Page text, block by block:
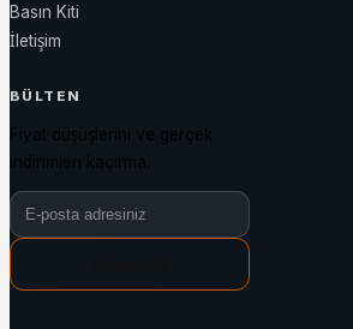
Basın Kiti
İletişim
BÜLTEN
Fiyat düşüşlerini ve gerçek
indirimleri kaçırma.
Bülten e-posta adresiniz